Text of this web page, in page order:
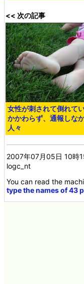
<< 次の記事
女性が刺されて倒れて
かかわらず、通報しな
人々
2007年07月05日 10時
logc_nt
You can read the
type the names of 43